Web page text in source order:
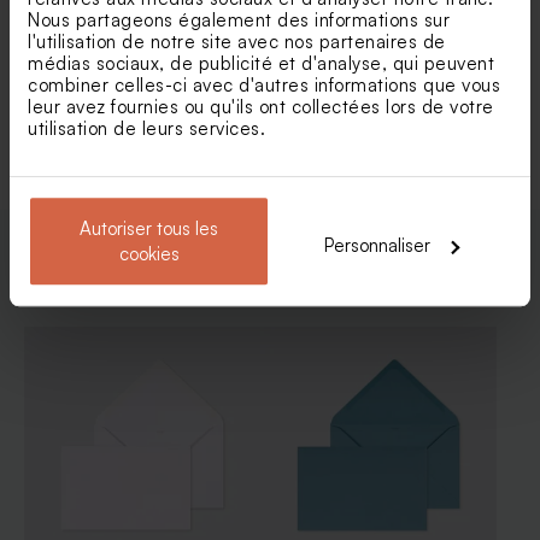
Nous partageons également des informations sur
l'utilisation de notre site avec nos partenaires de
médias sociaux, de publicité et d'analyse, qui peuvent
combiner celles-ci avec d'autres informations que vous
leur avez fournies ou qu'ils ont collectées lors de votre
utilisation de leurs services.
Autoriser tous les
cookies
Personnaliser
Faire part naissance petit
oiseau magique fille
Faire part naissance champs
de fleurs avec photo
Voir toute la collection Faire-part naissance
Enveloppes